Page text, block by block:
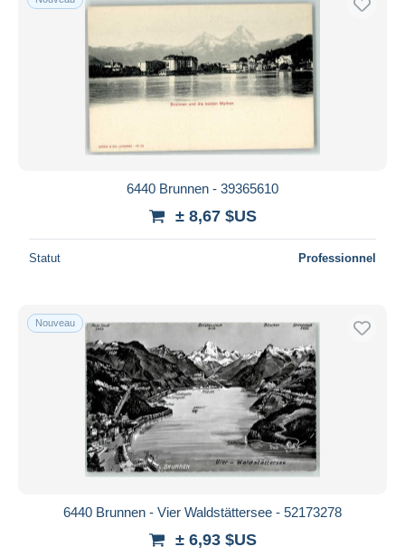
6440 Brunnen - 39365610
± 8,67 $US
Statut Professionnel
Nouveau
6440 Brunnen - Vier Waldstättersee - 52173278
± 6,93 $US